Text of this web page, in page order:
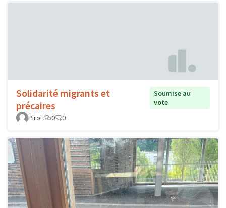
Solidarité migrants et
précaires
Soumise au
vote
Piroit
0 0